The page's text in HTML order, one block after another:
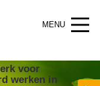
groen in Nederland!
voor
werken in